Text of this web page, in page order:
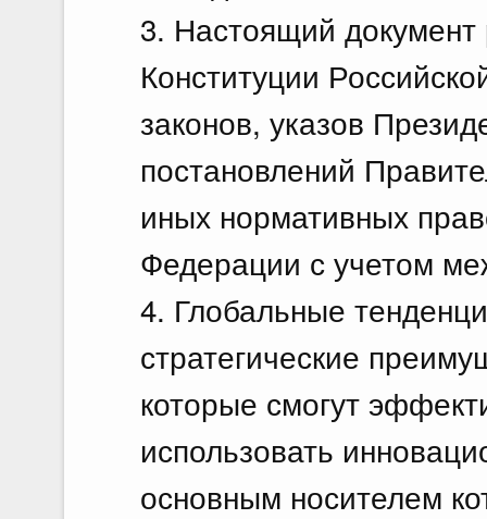
3. Настоящий
Конституции
законов, указов
постановлений
иных нормативных
Федерации с учетом
4. Глобальные
стратегические
которые смогут
использовать
основным носителем